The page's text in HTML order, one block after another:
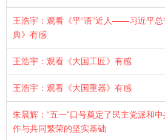
王浩宇：观看《平“语”近人——习近平总
典》有感
王浩宇：观看《大国工匠》有感
王浩宇：观看《大国重器》有感
朱晨辉：“五一”口号奠定了民主党派和
作与共同繁荣的坚实基础